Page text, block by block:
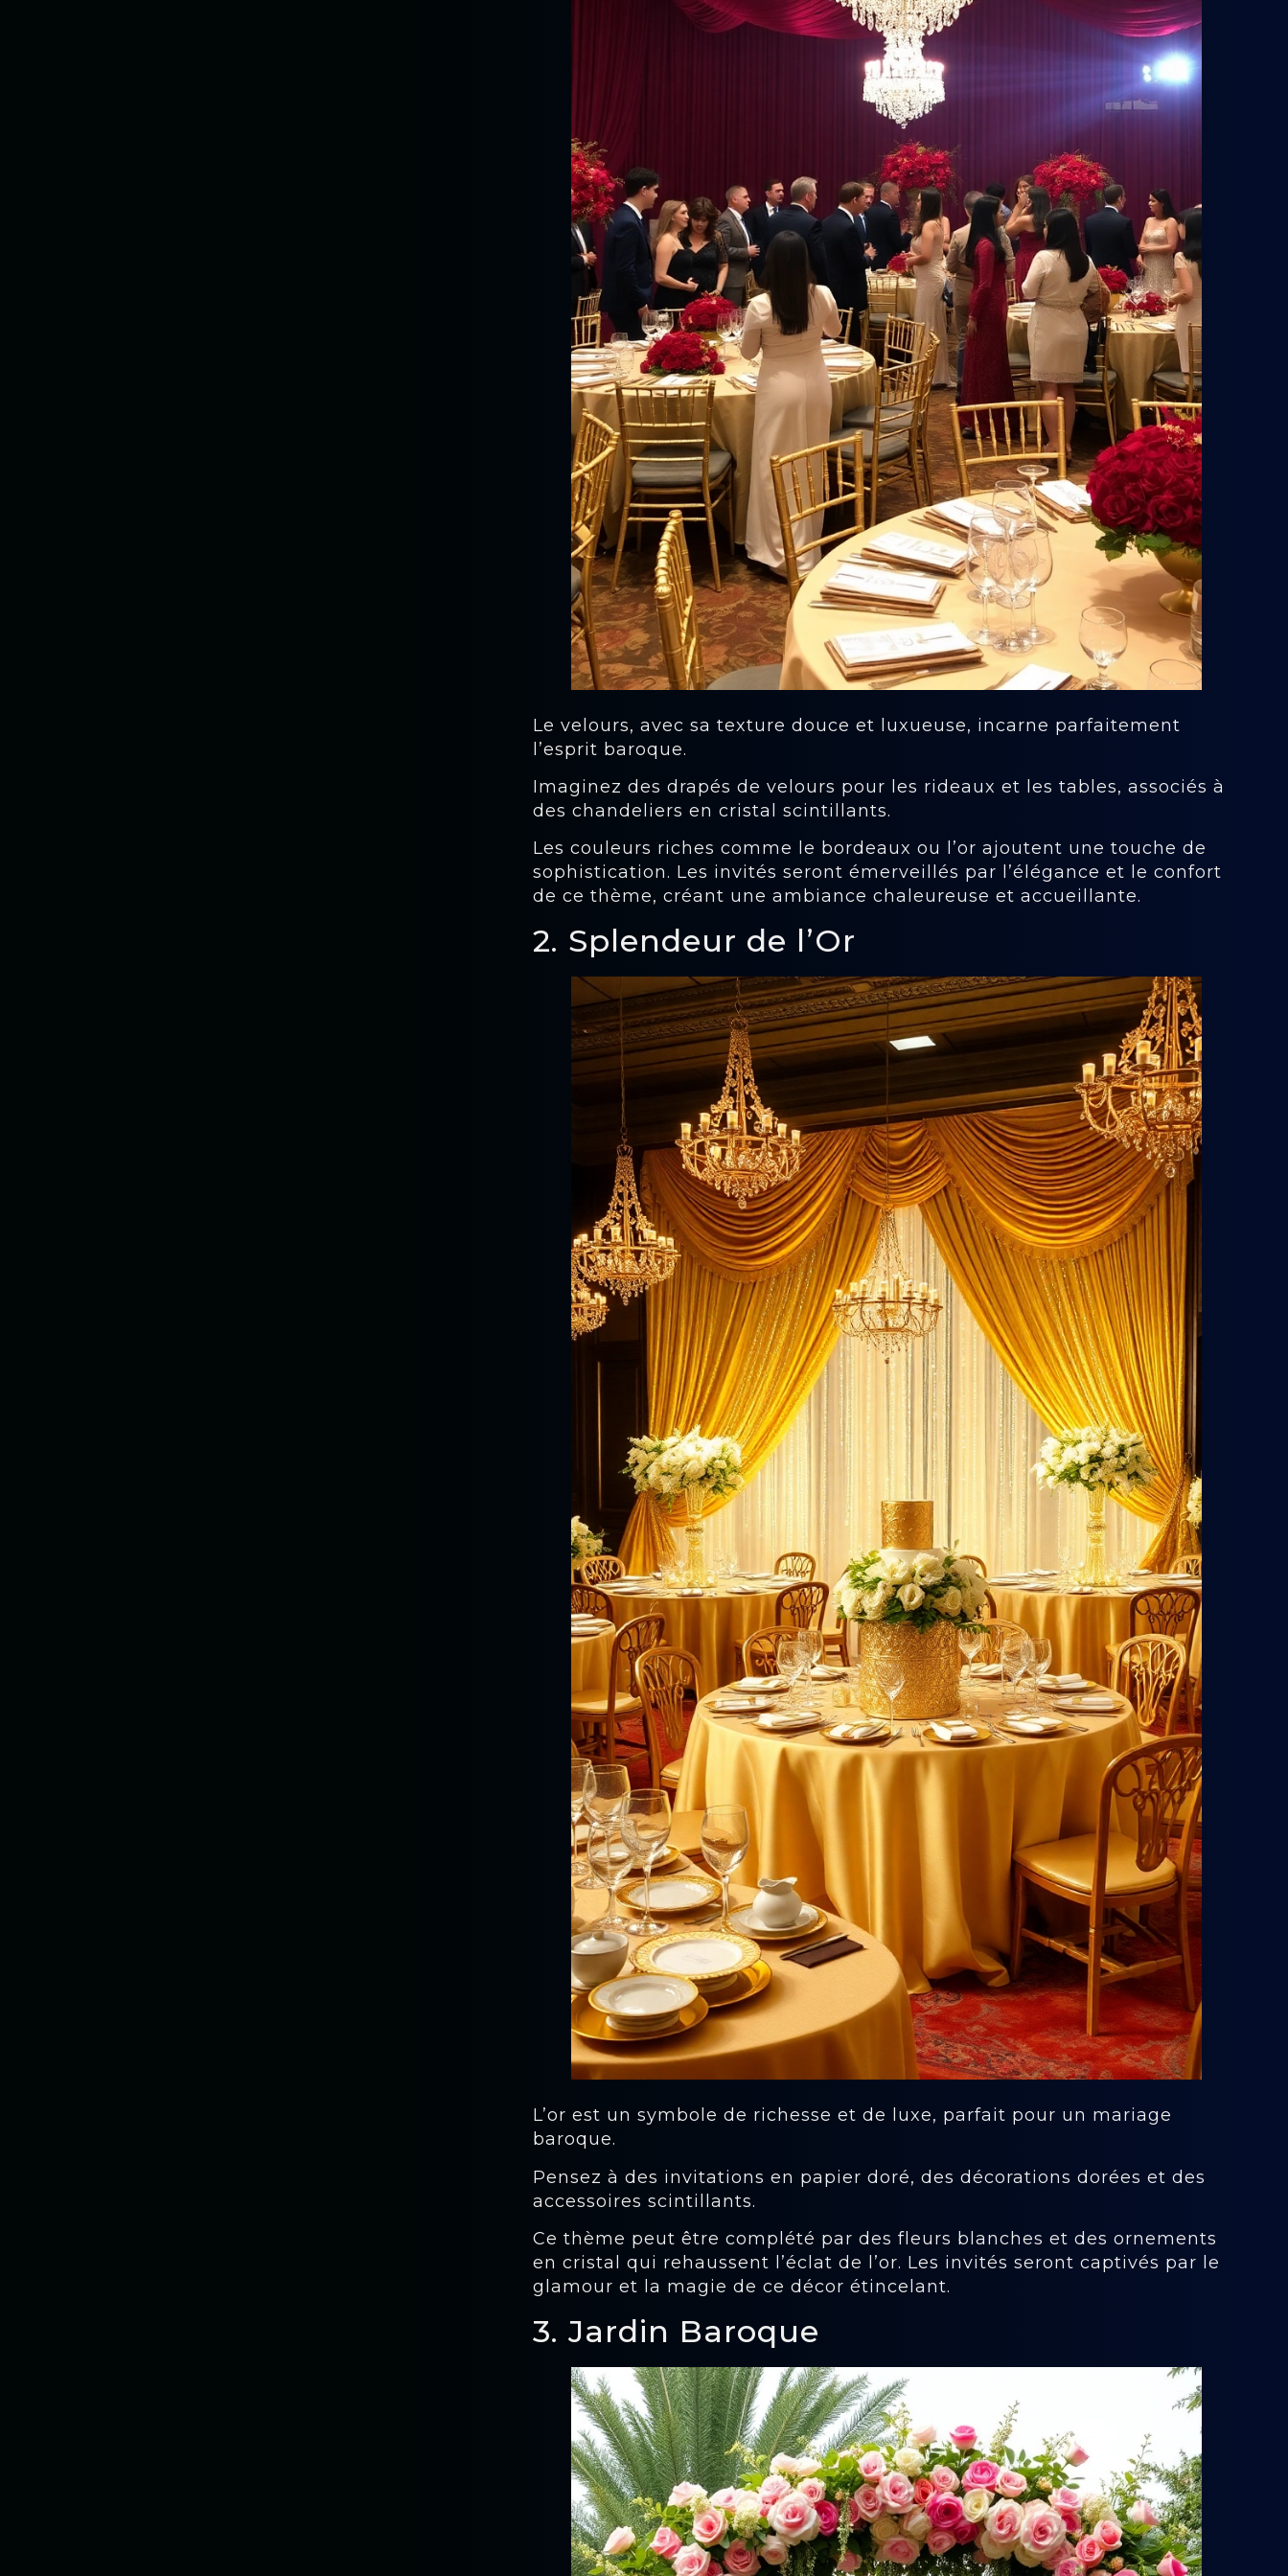
Le velours, avec sa texture douce et luxueuse, incarne parfaitement
l’esprit baroque.
Imaginez des drapés de velours pour les rideaux et les tables, associés à
des chandeliers en cristal scintillants.
Les couleurs riches comme le bordeaux ou l’or ajoutent une touche de
sophistication. Les invités seront émerveillés par l’élégance et le confort
de ce thème, créant une ambiance chaleureuse et accueillante.
2. Splendeur de l’Or
L’or est un symbole de richesse et de luxe, parfait pour un mariage
baroque.
Pensez à des invitations en papier doré, des décorations dorées et des
accessoires scintillants.
Ce thème peut être complété par des fleurs blanches et des ornements
en cristal qui rehaussent l’éclat de l’or. Les invités seront captivés par le
glamour et la magie de ce décor étincelant.
3. Jardin Baroque